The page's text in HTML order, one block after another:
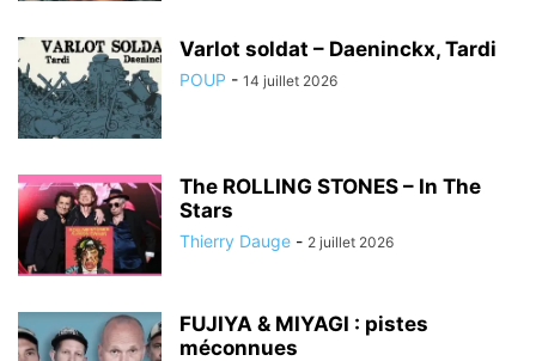
Varlot soldat – Daeninckx, Tardi
POUP - 14 juillet 2026
The ROLLING STONES – In The
Stars
Thierry Dauge - 2 juillet 2026
FUJIYA & MIYAGI : pistes
méconnues